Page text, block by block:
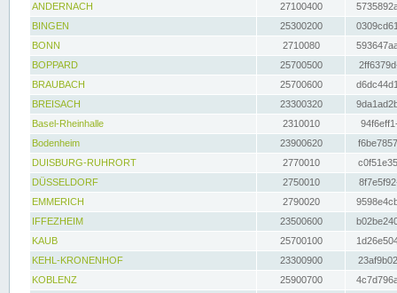
ANDERNACH
27100400
BINGEN
25300200
BONN
2710080
BOPPARD
25700500
BRAUBACH
25700600
BREISACH
23300320
Basel-Rheinhalle
2310010
Bodenheim
23900620
DUISBURG-RUHRORT
2770010
DÜSSELDORF
2750010
EMMERICH
2790020
IFFEZHEIM
23500600
KAUB
25700100
KEHL-KRONENHOF
23300900
KOBLENZ
25900700